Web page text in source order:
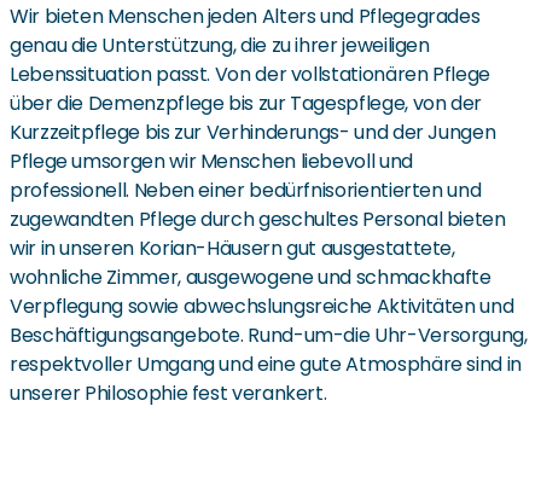
Wir bieten Menschen jeden Alters und Pflegegrades
genau die Unterstützung, die zu ihrer jeweiligen
Lebenssituation passt. Von der vollstationären Pflege
über die Demenzpflege bis zur Tagespflege, von der
Kurzzeitpflege bis zur Verhinderungs- und der Jungen
Pflege umsorgen wir Menschen liebevoll und
professionell. Neben einer bedürfnisorientierten und
zugewandten Pflege durch geschultes Personal bieten
wir in unseren Korian-Häusern gut ausgestattete,
wohnliche Zimmer, ausgewogene und schmackhafte
Verpflegung sowie abwechslungsreiche Aktivitäten und
Beschäftigungsangebote. Rund-um-die Uhr-Versorgung,
respektvoller Umgang und eine gute Atmosphäre sind in
unserer Philosophie fest verankert.